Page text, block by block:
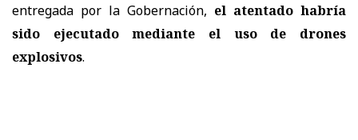
entregada por la Gobernación, el atentado habría
sido ejecutado mediante el uso de drones
explosivos.